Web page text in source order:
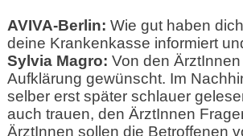
AVIVA-Berlin: Wie gut haben
deine Krankenkasse informiert
Sylvia Magro: Von den
Aufklärung gewünscht. Im
selber erst später schlauer
auch trauen, den ÄrztInnen
ÄrztInnen sollen die Betroffenen